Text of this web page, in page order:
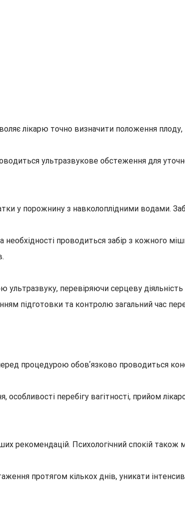
лікарю точно визначити положення
ультразвукове обстеження для
у порожнину з навколоплідними водами.
необхідності проводиться забір з кожного
перевіряючи серцеву діяльність
підготовки та контролю загальний час
процедурою обовʼязково проводиться
перебігу вагітності, прийом
рекомендацій. Психологічний спокій
протягом кількох днів, уникати